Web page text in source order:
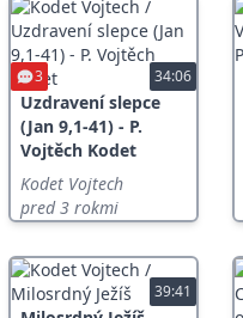
34:06
3
Uzdravení slepce
(Jan 9,1-41) - P.
Vojtěch Kodet
Kodet Vojtech
pred 3 rokmi
39:41